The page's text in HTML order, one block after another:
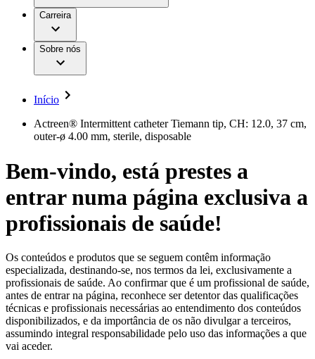
Aesculap Academy
Contentores Estéreis
Motores Cirúrgicos
Nutrição Clínica
Oncologia
Prevenção e Controlo de Infeções
Retenção Urinária e Urologia
Suturas e Especialidades Cirúrgicas
Terapia da Dor
Terapia de Intervenção Vascular
Tratamento de Feridas
Tratamento de Sangue Extracorporal
Soluções
Terapias
Patologias e Cuidados
Serviços
Cuidados Domiciliários
Coordenamos os seus cuidados médicos quando recebe alta
do hospital. Para mais informações, visite a nossa página de
cuidados domiciliários.
Trabalhar na B. Braun
Oportunidades de emprego
A nossa cultura
Vagas disponíveis
Descubra as tuas oportunidades de carreira na B. Braun.
Pesquise no nosso mercado de trabalho global por perfis de
trabalho interessantes.
Centro de Inovação
Responsabilidade
Acesso aos Cuidados de Saúde
Comunicados de Imprensa
Contactos
Formulário de Contacto
Localizações
Responsabilidade
Media
Contactos
Carreira
Sobre nós
Início
Actreen® Intermittent catheter Tiemann tip, CH: 12.0, 37 cm,
outer-ø 4.00 mm, sterile, disposable
Bem-vindo, está prestes a
entrar numa página exclusiva a
profissionais de saúde!
Os conteúdos e produtos que se seguem contêm informação
especializada, destinando-se, nos termos da lei, exclusivamente a
profissionais de saúde. Ao confirmar que é um profissional de saúde,
antes de entrar na página, reconhece ser detentor das qualificações
técnicas e profissionais necessárias ao entendimento dos conteúdos
disponibilizados, e da importância de os não divulgar a terceiros,
assumindo integral responsabilidade pelo uso das informações a que
vai aceder.